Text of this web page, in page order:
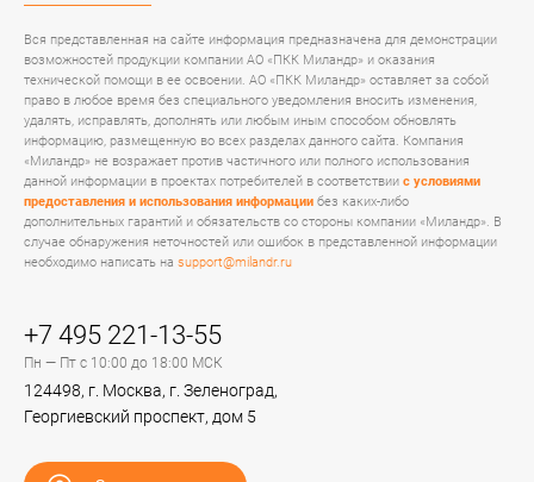
Вся представленная на сайте информация предназначена для демонстрации
возможностей продукции компании АО «ПКК Миландр» и оказания
технической помощи в ее освоении. АО «ПКК Миландр» оставляет за собой
право в любое время без специального уведомления вносить изменения,
удалять, исправлять, дополнять или любым иным способом обновлять
информацию, размещенную во всех разделах данного сайта. Компания
«Миландр» не возражает против частичного или полного использования
данной информации в проектах потребителей в соответствии с условиями
предоставления и использования информации без каких-либо
дополнительных гарантий и обязательств со стороны компании «Миландр». В
случае обнаружения неточностей или ошибок в представленной информации
необходимо написать на support@milandr.ru
+7 495 221-13-55
Пн — Пт с 10:00 до 18:00 МСК
124498, г. Москва, г. Зеленоград,
Георгиевский проспект, дом 5